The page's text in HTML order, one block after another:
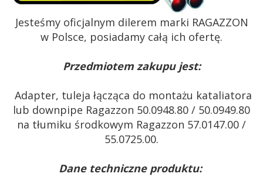
Jesteśmy oficjalnym dilerem marki RAGAZZON
w Polsce, posiadamy całą ich ofertę.
Przedmiotem zakupu jest:
Adapter, tuleja łącząca do montażu kataliatora
lub downpipe Ragazzon 50.0948.80 / 50.0949.80
na tłumiku środkowym Ragazzon 57.0147.00 /
55.0725.00.
Dane techniczne produktu: